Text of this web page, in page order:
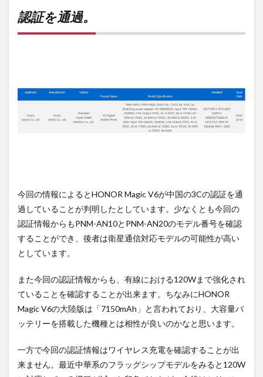
過。
要の
ライ
認証を通過。
今回の情報によるとHONOR Magic V6が中国の3Cの認証を通
過していることが判明したとしています。少なくとも今回の
認証情報からもPNM-AN10とPNM-AN20のモデル番号を確認
することができ、後者は衛星通信対応モデルの可能性が高い
としています。
また今回の認証情報からも、有線における120Wまで強化され
ていることを確認することが出来ます。ちなみにHONOR
Magic V6の大陸版は「7150mAh」と言われており、大容量バ
ッテリーを搭載した機種とは相性が良いのかなと思います。
一方で今回の認証情報はワイヤレス充電を確認することが出
来ません。最近中華系のフラッグシップモデルをみると120W